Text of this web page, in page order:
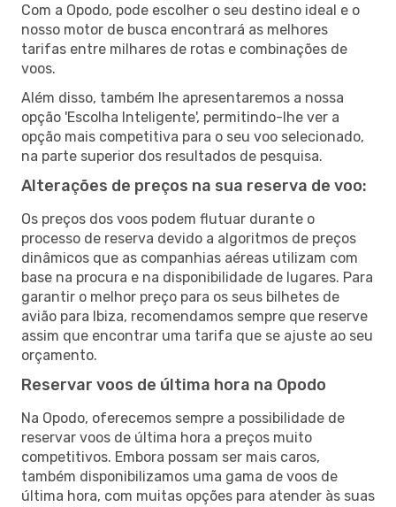
Com a Opodo, pode escolher o seu destino ideal e o
nosso motor de busca encontrará as melhores
tarifas entre milhares de rotas e combinações de
voos.
Além disso, também lhe apresentaremos a nossa
opção 'Escolha Inteligente', permitindo-lhe ver a
opção mais competitiva para o seu voo selecionado,
na parte superior dos resultados de pesquisa.
Alterações de preços na sua reserva de voo:
Os preços dos voos podem flutuar durante o
processo de reserva devido a algoritmos de preços
dinâmicos que as companhias aéreas utilizam com
base na procura e na disponibilidade de lugares. Para
garantir o melhor preço para os seus bilhetes de
avião para Ibiza, recomendamos sempre que reserve
assim que encontrar uma tarifa que se ajuste ao seu
orçamento.
Reservar voos de última hora na Opodo
Na Opodo, oferecemos sempre a possibilidade de
reservar voos de última hora a preços muito
competitivos. Embora possam ser mais caros,
também disponibilizamos uma gama de voos de
última hora, com muitas opções para atender às suas